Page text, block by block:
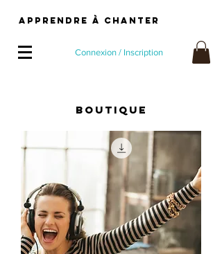
Apprendre À Chanter
Connexion / Inscription
BOUTIQUE